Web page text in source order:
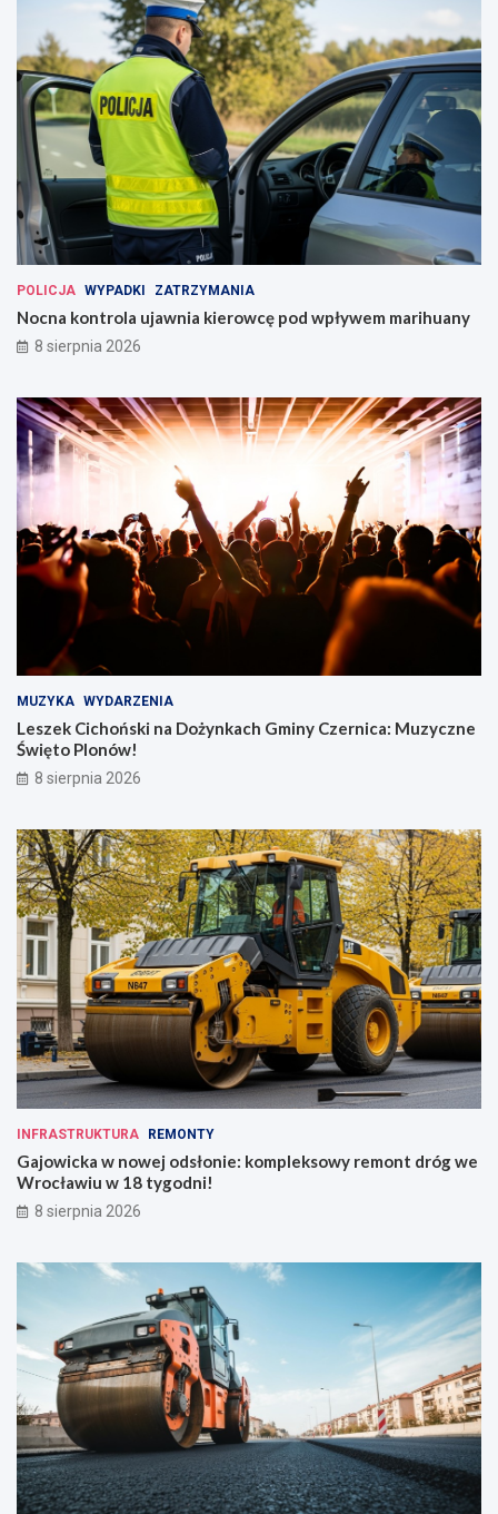
POLICJA WYPADKI ZATRZYMANIA
Nocna kontrola ujawnia kierowcę pod wpływem marihuany
8 sierpnia 2026
MUZYKA WYDARZENIA
Leszek Cichoński na Dożynkach Gminy Czernica: Muzyczne
Święto Plonów!
8 sierpnia 2026
INFRASTRUKTURA REMONTY
Gajowicka w nowej odsłonie: kompleksowy remont dróg we
Wrocławiu w 18 tygodni!
8 sierpnia 2026